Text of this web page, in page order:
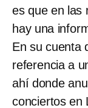
es que en las
hay una
En su cuenta
referencia a
ahí donde
conciertos en